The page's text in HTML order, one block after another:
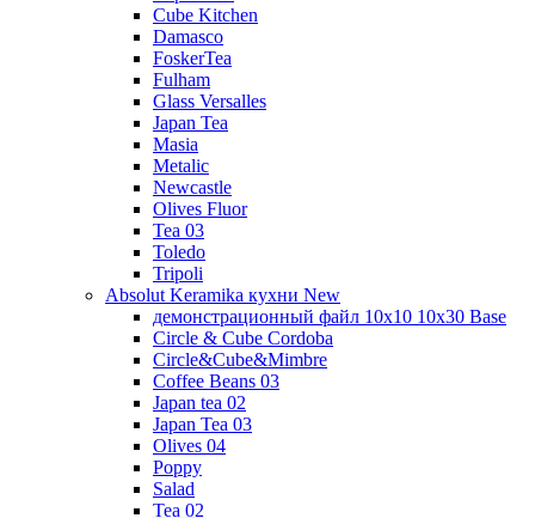
Cube Kitchen
Damasco
FoskerTea
Fulham
Glass Versalles
Japan Tea
Masia
Metalic
Newcastle
Olives Fluor
Tea 03
Toledo
Tripoli
Absolut Keramika кухни New
демонстрационный файл 10x10 10x30 Base
Circle & Cube Cordoba
Circle&Cube&Mimbre
Coffee Beans 03
Japan tea 02
Japan Tea 03
Olives 04
Poppy
Salad
Tea 02